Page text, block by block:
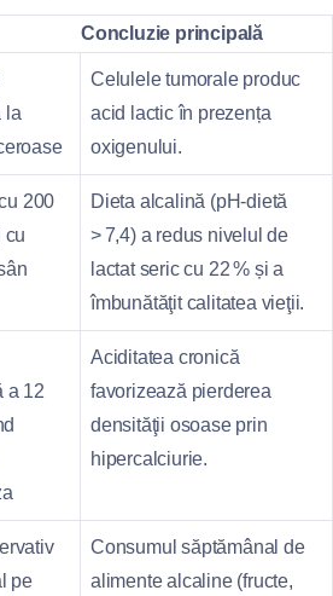
Concluzie principală
la
Celulele tumorale produc
acid lactic în prezența
oxigenului.
200
cu
Dieta alcalină (pH‑dietă
> 7,4) a redus nivelul de
lactat seric cu 22 % și a
îmbunătăţit calitatea vieţii.
a 12
Aciditatea cronică
favorizează pierderea
densităţii osoase prin
hipercalciurie.
pe
Consumul săptămânal de
alimente alcaline (fructe,